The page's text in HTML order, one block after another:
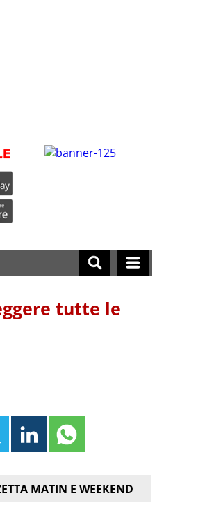
tutte le
MATIN E WEEKEND